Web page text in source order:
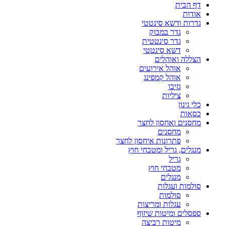
דף הבית
אודות
גדרות ודשא סינטטי
גדר במבוק
גדר סינטטית
דשא סינטטי
הצללה ואוהלים
אוהל אירועים
אוהל קמפינג
גזיבו
ציליות
כלי גינון
כסאות
מחסנים ואחסון לחצר
מחסנים
פתרונות איחסון לחצר
מנגלים, גריל ומטבחי חוץ
גריל
מטבחי חוץ
מנגלים
סולמות ועגלות
סולמות
עגלות ומריצות
ספסלים ומיטות שיזוף
מיטות רביצה